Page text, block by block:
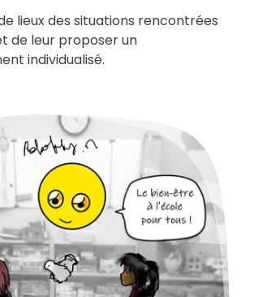
lieux des situations rencontrées
de leur proposer un
individualisé.